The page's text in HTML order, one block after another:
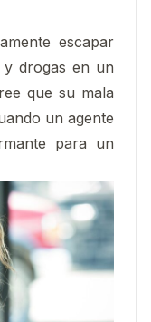
escapar
y drogas en un
que su mala
un agente
para un